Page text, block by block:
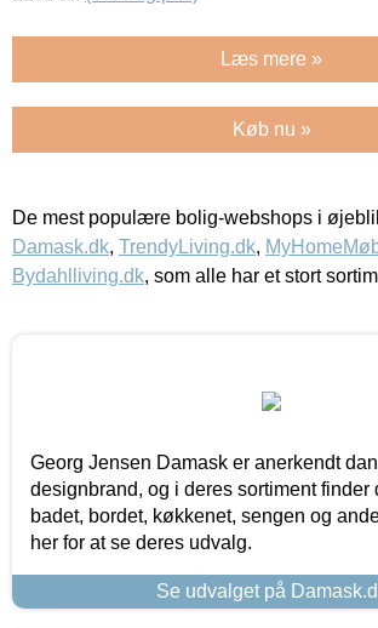
Læs mere »
Køb nu »
De mest populære bolig-webshops i
Damask.dk, TrendyLiving.dk,
Bydahlliving.dk, som alle har et stort
Georg Jensen Damask er anerkendt
designbrand, og i deres sortiment finder
badet, bordet, køkkenet, sengen og
her for at se deres udvalg.
Se udvalget på